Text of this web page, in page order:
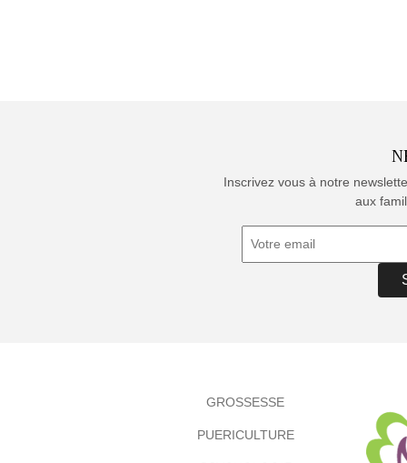
Inscrivez vous à notre
aux
GROSSESSE
PUERICULTURE